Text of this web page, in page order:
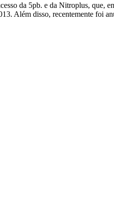
da 5pb. e da Nitroplus, que,
Além disso, recentemente foi